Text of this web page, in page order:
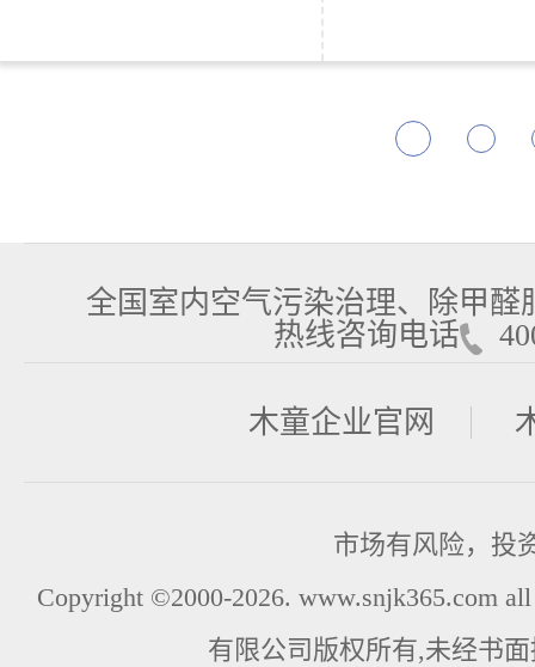
全国室内空气污染治理、除甲
热线咨询电话
木童企业官网
市场有风险，投
Copyright ©2000-2026. www.snjk365.com
有限公司版权所有,未经书